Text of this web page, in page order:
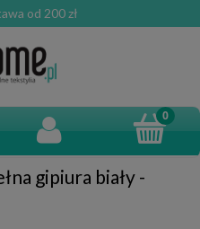
od 200 zł
gipiura biały -